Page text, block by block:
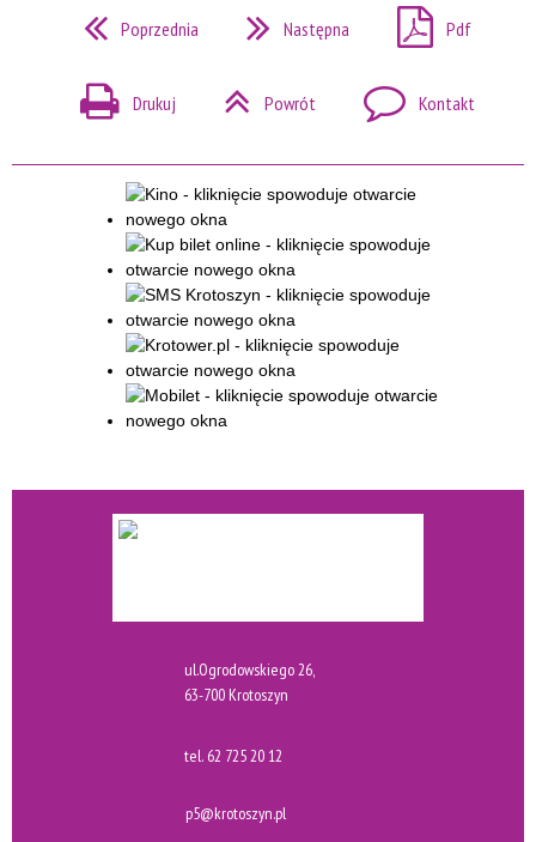
Poprzednia Następna Pdf
Drukuj Powrót Kontakt
ul.Ogrodowskiego 26,
63-700 Krotoszyn
tel. 62 725 20 12
p5@krotoszyn.pl